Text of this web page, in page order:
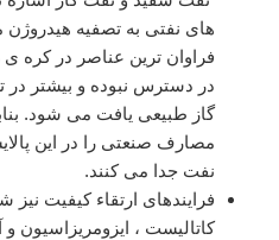
های نفتی به تصفیه هیدروژن
فراوان ترین عناصر در کره
در دسترس نبوده و بیشتر
گاز طبیعی یافت می شود.
مصارف صنعتی را در این
نفت جدا می کنند.
فرایندهای ارتقاء کیفیت نیز
کاتالیست ، ایزومریزاسیون و